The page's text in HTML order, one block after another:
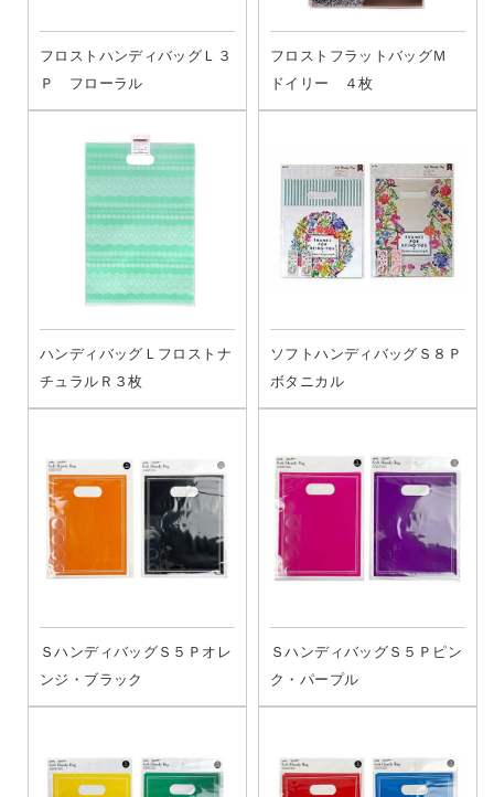
フロストハンディバッグＬ３
Ｐ フローラル
フロストフラットバッグＭ
ドイリー ４枚
ハンディバッグＬフロストナ
チュラルＲ３枚
ソフトハンディバッグＳ８Ｐ
ボタニカル
ＳハンディバッグＳ５Ｐオレ
ンジ・ブラック
ＳハンディバッグＳ５Ｐピン
ク・パープル